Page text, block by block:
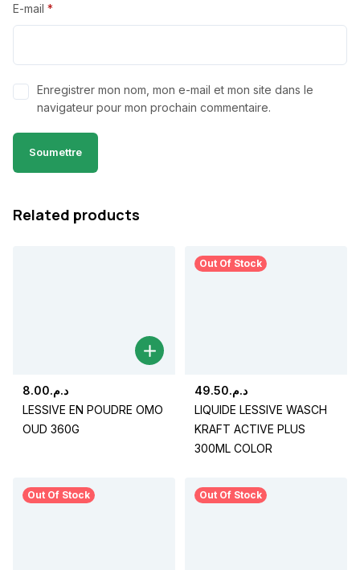
E-mail *
Enregistrer mon nom, mon e-mail et mon site dans le
navigateur pour mon prochain commentaire.
Related products
د.م.8.00
LESSIVE EN POUDRE OMO
OUD 360G
Out Of Stock
د.م.49.50
LIQUIDE LESSIVE WASCH
KRAFT ACTIVE PLUS
300ML COLOR
Out Of Stock Out Of Stock